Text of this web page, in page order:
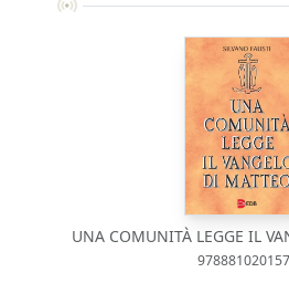
UNA COMUNITÀ LEGGE IL